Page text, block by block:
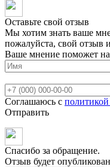
Оставьте свой отзыв
Мы хотим знать ваше
пожалуйста, свой отзыв
Ваше мнение поможет
Соглашаюсь с
Отправить
Спасибо за обращение.
Отзыв будет